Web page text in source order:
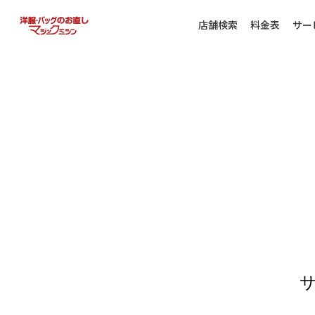
店舗検索 料金表 サー